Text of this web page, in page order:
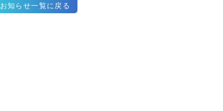
お知らせ一覧に戻る